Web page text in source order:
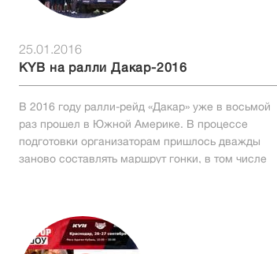
25.01.2016
KYB на ралли Дакар-2016
В 2016 году ралли-рейд «Дакар» уже в восьмой
раз прошел в Южной Америке. В процессе
подготовки организаторам пришлось дважды
заново составлять маршрут гонки, в том числе